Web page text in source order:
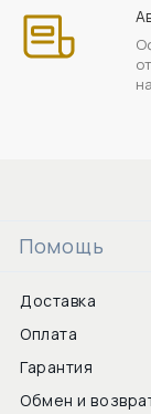
Помощь
Доставка
Оплата
Гарантия
Обмен и